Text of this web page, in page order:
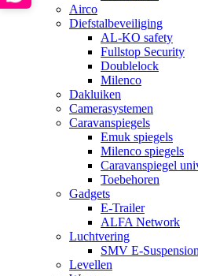
Airco
Diefstalbeveiliging
AL-KO safety
Fullstop Security
Doublelock
Milenco
Dakluiken
Camerasystemen
Caravanspiegels
Emuk spiegels
Milenco spiegels
Caravanspiegel
Toebehoren
Gadgets
E-Trailer
ALFA Network
Luchtvering
SMV E-Suspension
Levellen